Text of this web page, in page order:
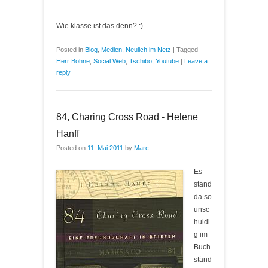
Wie klasse ist das denn? :)
Posted in Blog Medien Neulich im Netz | Tagged
Herr Bohne Social Web Tschibo Youtube | Leave a
reply
84, Charing Cross Road - Helene
Hanff
Posted on 11. Mai 2011 by Marc
Es
stand
da so
unsc
huldi
g im
Buch
ständ